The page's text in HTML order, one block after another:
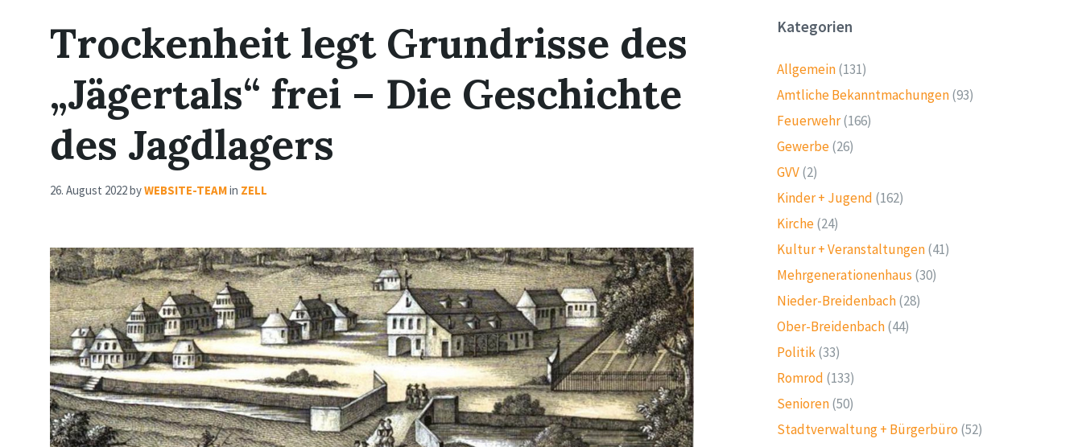
Trockenheit legt Grundrisse des
„Jägertals“ frei – Die Geschichte
des Jagdlagers
26. August 2022byWEBSITE-TEAMin ZELL
Kategorien
Allgemein(131)
Amtliche Bekanntmachungen(93)
Feuerwehr(166)
Gewerbe(26)
GVV(2)
Kinder + Jugend (162)
Kirche(24)
Kultur + Veranstaltungen(41)
Mehrgenerationenhaus (30)
Nieder-Breidenbach(28)
Ober-Breidenbach(44)
Politik(33)
Romrod (133)
Senioren(50)
Stadtverwaltung + Bürgerbüro (52)